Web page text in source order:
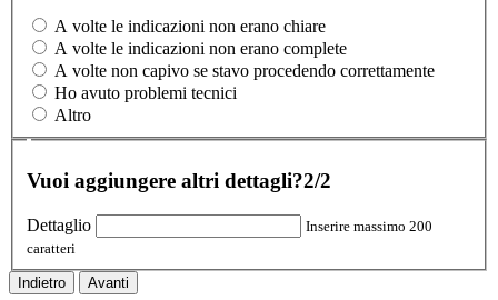
A volte le indicazioni non erano chiare
A volte le indicazioni non erano complete
A volte non capivo se stavo procedendo correttamente
Ho avuto problemi tecnici
Altro
Vuoi aggiungere altri dettagli?2/2
Dettaglio
Inserire massimo 200
caratteri
Indietro Avanti